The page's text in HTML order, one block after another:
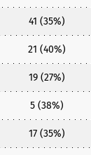
41 (35%)
21 (40%)
19 (27%)
5 (38%)
17 (35%)